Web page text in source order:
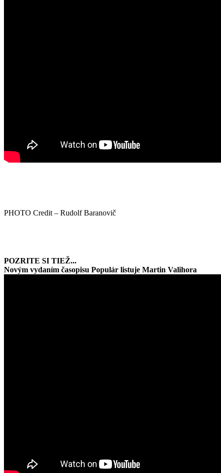
PHOTO Credit – Rudolf Baranovič
POZRITE SI TIEŽ...
Novým vydaním časopisu Populár listuje Martin Valihora